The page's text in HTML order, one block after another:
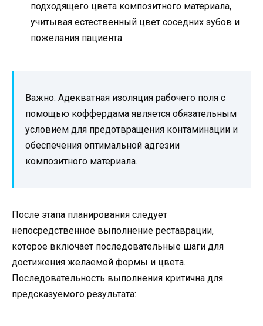
подходящего цвета композитного материала,
учитывая естественный цвет соседних зубов и
пожелания пациента.
Важно: Адекватная изоляция рабочего поля с
помощью коффердама является обязательным
условием для предотвращения контаминации и
обеспечения оптимальной адгезии
композитного материала.
После этапа планирования следует
непосредственное выполнение реставрации,
которое включает последовательные шаги для
достижения желаемой формы и цвета.
Последовательность выполнения критична для
предсказуемого результата: